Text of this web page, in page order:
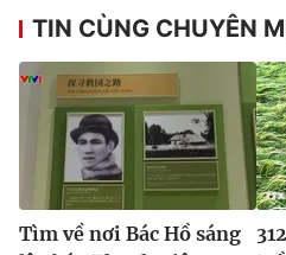
TIN CÙNG CHUYÊN
Tìm về nơi Bác Hồ sáng